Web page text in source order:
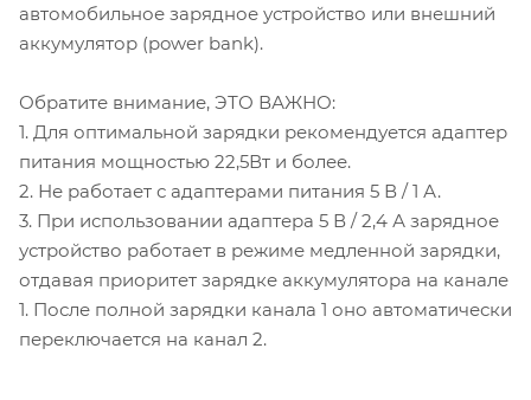
автомобильное зарядное устройство или внешний
аккумулятор (power bank).
Обратите внимание, ЭТО ВАЖНО:
1. Для оптимальной зарядки рекомендуется адаптер
питания мощностью 22,5Вт и более.
2. Не работает с адаптерами питания 5 В / 1 А.
3. При использовании адаптера 5 В / 2,4 А зарядное
устройство работает в режиме медленной зарядки,
отдавая приоритет зарядке аккумулятора на канале
1. После полной зарядки канала 1 оно автоматически
переключается на канал 2.